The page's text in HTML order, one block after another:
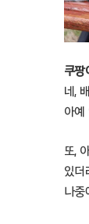
쿠팡
네,
아예
또,
있더
나중